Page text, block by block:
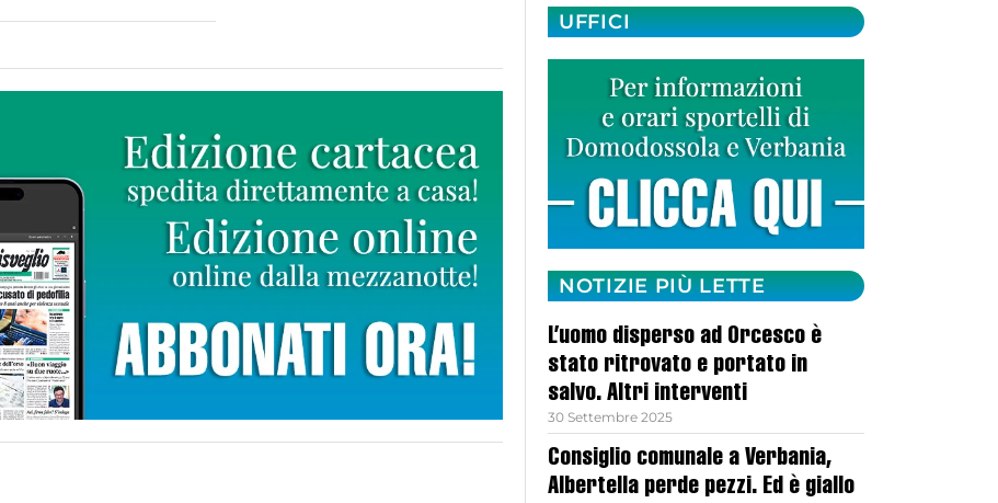
UFFICI
NOTIZIE PIÙ LETTE
L’uomo disperso ad Orcesco è
stato ritrovato e portato in
salvo. Altri interventi
30 Settembre 2025
Consiglio comunale a Verbania,
Albertella perde pezzi. Ed è giallo